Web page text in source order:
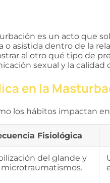
es un acto que
asistida dentro de la
al otro qué tipo de
sexual y la calidad
en la
los hábitos impactan
Fisiológica
del glande y
microtraumatismos.